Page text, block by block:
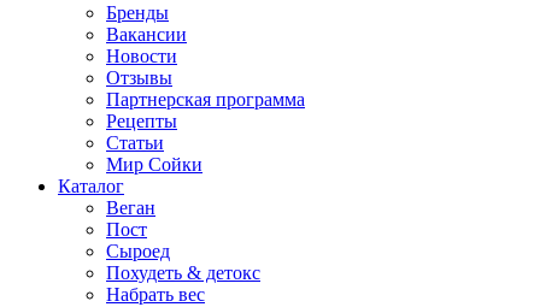
Бренды
Вакансии
Новости
Отзывы
Партнерская программа
Рецепты
Статьи
Мир Сойки
Каталог
Веган
Пост
Сыроед
Похудеть & детокс
Набрать вес